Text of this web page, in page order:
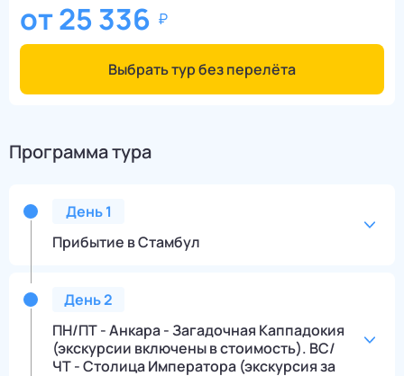
от25 336
Выбрать тур без перелёта
Программа тура
День1
Прибытие в Стамбул
День2
ПН/ПТ - Анкара - Загадочная Каппадокия
(экскурсии включены в стоимость). ВС/
ЧТ - Столица Императора (экскурсия за